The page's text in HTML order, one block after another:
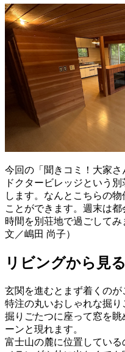
今回の「聞きコミ！大家
ドクタービレッジという
します。なんとこちらの
ことができます。週末は
時間を別荘地で過ごしてみ
文／嶋田 尚子）
リビングから見
玄関を進むとまず着くのが
特注の丸いおしゃれな掘り
掘りごたつに座って窓を
ーンと現れます。
富士山の麓に位置している